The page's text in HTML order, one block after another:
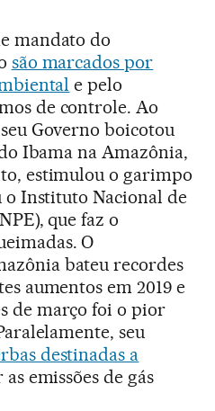
mandato do
são marcados por
e pelo
de controle. Ao
Governo boicotou
Ibama na Amazônia,
estimulou o garimpo
Instituto Nacional de
que faz o
O
bateu recordes
aumentos em 2019 e
de março foi o pior
seu
destinadas a
emissões de gás